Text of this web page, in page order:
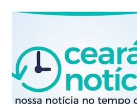
Pular para o conteúdo